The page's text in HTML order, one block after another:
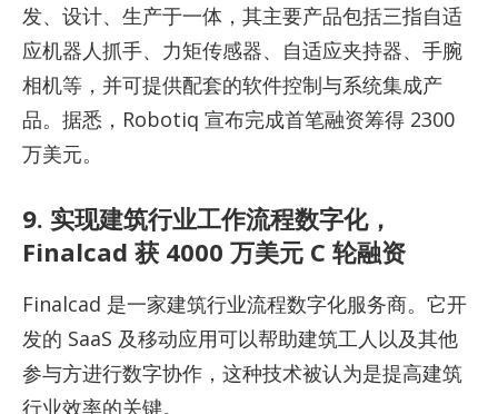
发、设计、生产于一体，其主要产品包括三指自适
应机器人抓手、力矩传感器、自适应夹持器、手腕
相机等，并可提供配套的软件控制与系统集成产
品。据悉，Robotiq 宣布完成首笔融资筹得 2300
万美元。
9. 实现建筑行业工作流程数字化，
Finalcad 获 4000 万美元 C 轮融资
Finalcad 是一家建筑行业流程数字化服务商。它开
发的 SaaS 及移动应用可以帮助建筑工人以及其他
参与方进行数字协作，这种技术被认为是提高建筑
行业效率的关键。